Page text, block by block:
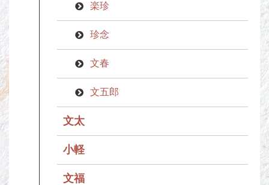
楽珍
珍念
文春
文五郎
文太
小軽
文福